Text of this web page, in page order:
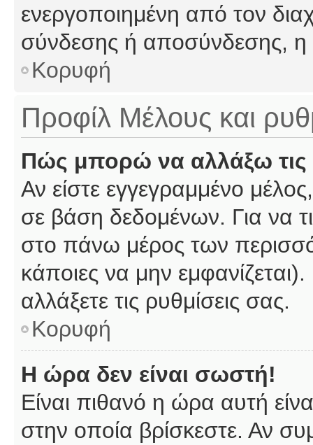
ενεργοποιημένη από τον
σύνδεσης ή αποσύνδεσης, η
Κορυφή
Προφίλ Μέλους και
Πώς μπορώ να αλλάξω τις
Αν είστε εγγεγραμμένο
σε βάση δεδομένων. Για να
στο πάνω μέρος των
κάποιες να μην
αλλάξετε τις ρυθμίσεις σας.
Κορυφή
Η ώρα δεν είναι σωστή!
Είναι πιθανό η ώρα αυτή
στην οποία βρίσκεστε. Αν